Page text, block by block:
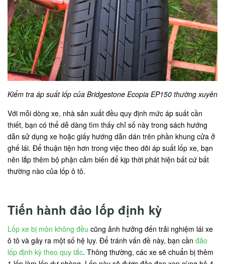
Kiểm tra áp suất lốp của Bridgestone Ecopia EP150 thường xuyên
Với mỗi dòng xe, nhà sản xuất đều quy định mức áp suất cần
thiết, bạn có thể dễ dàng tìm thấy chỉ số này trong sách hướng
dẫn sử dụng xe hoặc giấy hướng dẫn dán trên phần khung cửa ở
ghế lái. Để thuận tiện hơn trong việc theo dõi áp suất lốp xe, bạn
nên lắp thêm bộ phận cảm biến để kịp thời phát hiện bất cứ bất
thường nào của lốp ô tô.
Tiến hành đảo lốp định kỳ
Lốp xe bị mòn không đều cũng ảnh hưởng đến trải nghiệm lái xe
ô tô và gây ra một số hệ lụy. Để tránh vấn đề này, bạn cần đảo
lốp định kỳ theo quy tắc. Thông thường, các xe sẽ chuẩn bị thêm